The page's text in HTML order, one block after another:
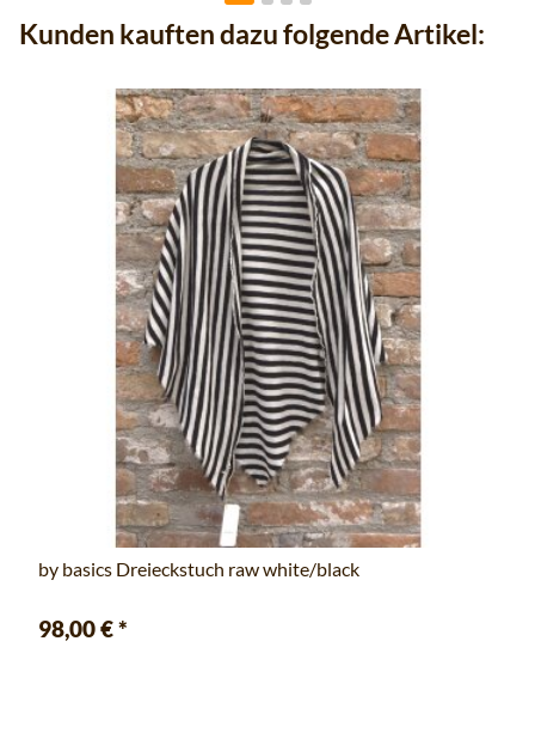
Kunden kauften dazu folgende Artikel:
by basics Dreieckstuch raw white/black
98,00 €*